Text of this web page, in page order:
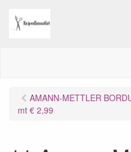
AMANN-METTLER
mt € 2,99